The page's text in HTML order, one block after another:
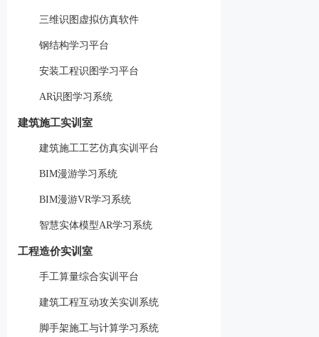
三维识图虚拟仿真软件
钢结构学习平台
安装工程识图学习平台
AR识图学习系统
建筑施工实训室
建筑施工工艺仿真实训平台
BIM漫游学习系统
BIM漫游VR学习系统
智慧实体模型AR学习系统
工程造价实训室
手工算量综合实训平台
建筑工程互动攻关实训系统
脚手架施工与计算学习系统